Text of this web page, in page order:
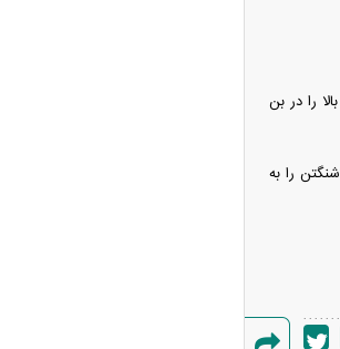
را در بن
را به